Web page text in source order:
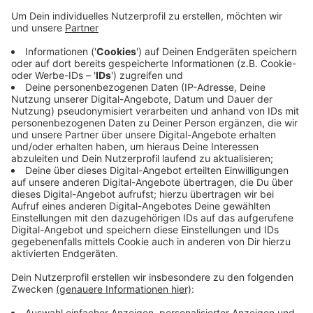
Anzeige
Mehrere Bewohner des Hauses hatten über Husten
und Atemnot geklagt – sie waren deswegen teilweise
auf ihre Balkone geflüchtet. Die Feuerwehr hat
daraufhin das gesamte Gebäude evakuiert und
kontrolliert. Dabei konnten die Einsatzkräfte allerdings
nichts feststellen. Dennoch wurden insgesamt fünf
Bewohner vom Rettungsdienst behandelt – zwei
davon kamen zur weiteren Behandlung ins
Krankenhaus.
Anzeige